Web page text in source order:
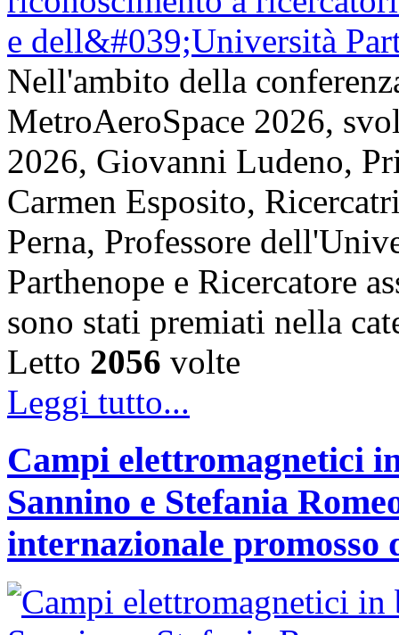
Nell'ambito della
MetroAeroSpace 2026,
2026, Giovanni Ludeno,
Carmen Esposito,
Perna, Professore
Parthenope e Ricercatore
sono stati premiati nella
Letto 2056 volte
Leggi tutto...
Campi elettromagnetici
Sannino e Stefania
internazionale promosso